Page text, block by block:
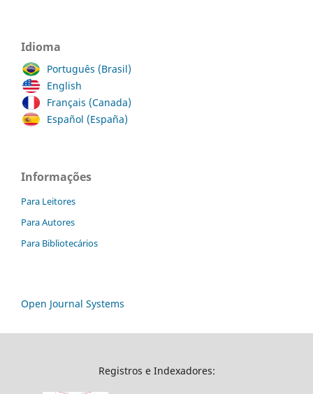
Idioma
Português (Brasil)
English
Français (Canada)
Español (España)
Informações
Para Leitores
Para Autores
Para Bibliotecários
Open Journal Systems
Registros e Indexadores: